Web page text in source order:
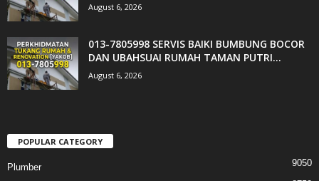
August 6, 2026
013-7805998 SERVIS BAIKI BUMBUNG BOCOR
DAN UBAHSUAI RUMAH TAMAN PUTRI...
August 6, 2026
POPULAR CATEGORY
Plumber
9050